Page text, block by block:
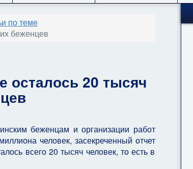
по теме
беженцев
осталось 20 тысяч
беженцам и организации работ
человек, засекреченный отчет
всего 20 тысяч человек, то есть в